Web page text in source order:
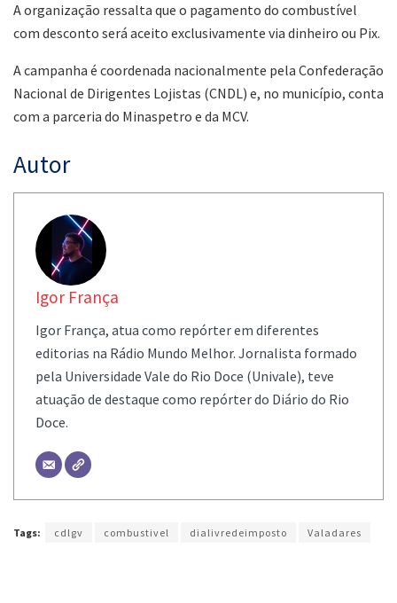
A organização ressalta que o pagamento do combustível
com desconto será aceito exclusivamente via dinheiro ou Pix.
A campanha é coordenada nacionalmente pela Confederação
Nacional de Dirigentes Lojistas (CNDL) e, no município, conta
com a parceria do Minaspetro e da MCV.
Autor
Igor França
Igor França, atua como repórter em diferentes
editorias na Rádio Mundo Melhor. Jornalista formado
pela Universidade Vale do Rio Doce (Univale), teve
atuação de destaque como repórter do Diário do Rio
Doce.
Tags: cdlgv combustivel dialivredeimposto Valadares